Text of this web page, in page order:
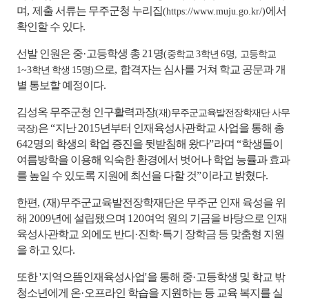
며, 제출 서류는 무주군청 누리집(https://www.muju.go.kr/)에서
확인할 수 있다.
선발 인원은 중·고등학생 총 21 명(중학교 3학년 6명, 고등학교
1~3학년 학생 15명) 으로, 합격자는 심사를 거쳐 학교 공문과 개
별 통보할 예정이다.
김성옥 무주군청 인구활력과장(재)무주군교육발전장학재단 사무
국장)은“지난2015년부터 인재육성사관학교 사업을 통해 총
642명의 학생의 학업 증진을 뒷받침해 왔다”라며 “학생들이
여름방학을 이용해 익숙한 환경에서 벗어나 학업 능률과 효과
를 높일 수 있도록 지원에 최선을 다할 것”이라고 밝혔다.
한편, (재)무주군교육발전장학재단은 무주군 인재 육성을 위
해 2009년에 설립됐으며 120여억 원의 기금을 바탕으로 인재
육성사관학교 외에도 반디 ·진학·특기 장학금 등 맞춤형 지원
을 하고 있다.
또한'지역으뜸인재육성사업'을 통해 중·고등학생 및 학교 밖
청소년에게 온·오프라인 학습을 지원하는 등 교육 복지를 실